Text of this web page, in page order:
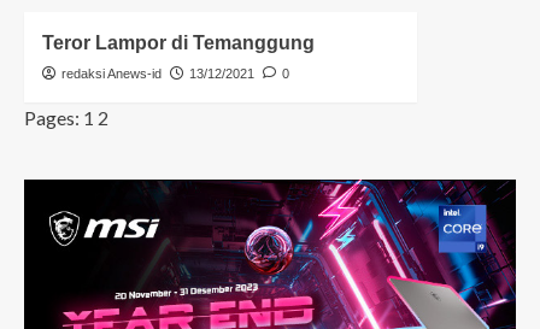
Teror Lampor di Temanggung
redaksi Anews-id 13/12/2021 0
Pages: 1 2